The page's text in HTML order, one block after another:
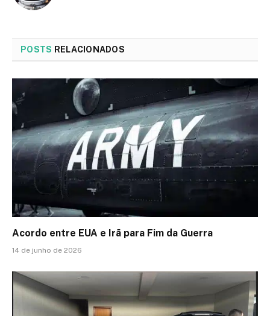
POSTS RELACIONADOS
Acordo entre EUA e Irã para Fim da Guerra
14 de junho de 2026